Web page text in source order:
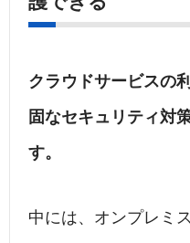
クラウドサービスの
固なセキュリティ対
す。
中には、オンプレミ